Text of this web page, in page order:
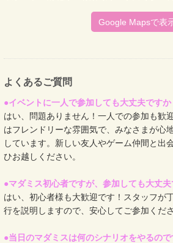
Google Mapsで表
よくあるご質問
●イベントに一人で参加しても大丈夫ですか
はい、問題ありません！一人での参加も歓
はフレンドリーな雰囲気で、みなさまが心
しています。新しい友人やゲーム仲間と出
ひお越しください。
●マダミス初心者ですが、参加しても大丈夫
はい、初心者様も大歓迎です！スタッフが
行を説明しますので、安心してご参加くださ
●当日のマダミスは何のシナリオをやるので